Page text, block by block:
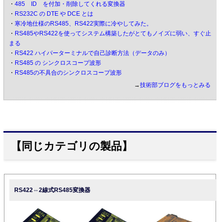
・ 485 ID を付加・削除してくれる変換器
・ RS232C の DTE や DCE とは
・ 寒冷地仕様のRS485、RS422実際に冷やしてみた。
・ RS485やRS422を使ってシステム構築したがとてもノイズに弱い、すぐ止
まる
・ RS422 ハイパーターミナルで自己診断方法（データのみ）
・ RS485 の シンクロスコープ波形
・ RS485の不具合のシンクロスコープ波形
→技術部ブログをもっとみる
【同じカテゴリの製品】
RS422⇔2線式RS485変換器